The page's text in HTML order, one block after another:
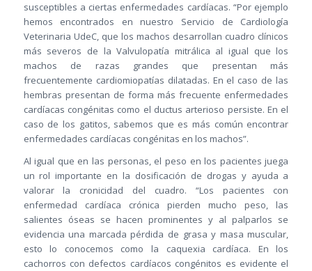
susceptibles a ciertas enfermedades cardíacas. “Por ejemplo
hemos encontrados en nuestro Servicio de Cardiología
Veterinaria UdeC, que los machos desarrollan cuadro clínicos
más severos de la Valvulopatía mitrálica al igual que los
machos de razas grandes que presentan más
frecuentemente cardiomiopatías dilatadas. En el caso de las
hembras presentan de forma más frecuente enfermedades
cardíacas congénitas como el ductus arterioso persiste. En el
caso de los gatitos, sabemos que es más común encontrar
enfermedades cardíacas congénitas en los machos”.
Al igual que en las personas, el peso en los pacientes juega
un rol importante en la dosificación de drogas y ayuda a
valorar la cronicidad del cuadro. “Los pacientes con
enfermedad cardíaca crónica pierden mucho peso, las
salientes óseas se hacen prominentes y al palparlos se
evidencia una marcada pérdida de grasa y masa muscular,
esto lo conocemos como la caquexia cardíaca. En los
cachorros con defectos cardíacos congénitos es evidente el